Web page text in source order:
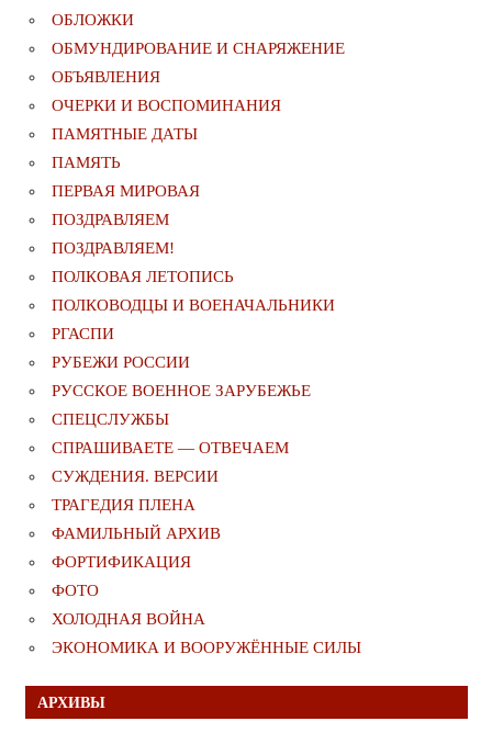
ОБЛОЖКИ
ОБМУНДИРОВАНИЕ И СНАРЯЖЕНИЕ
ОБЪЯВЛЕНИЯ
ОЧЕРКИ И ВОСПОМИНАНИЯ
ПАМЯТНЫЕ ДАТЫ
ПАМЯТЬ
ПЕРВАЯ МИРОВАЯ
ПОЗДРАВЛЯЕМ
ПОЗДРАВЛЯЕМ!
ПОЛКОВАЯ ЛЕТОПИСЬ
ПОЛКОВОДЦЫ И ВОЕНАЧАЛЬНИКИ
РГАСПИ
РУБЕЖИ РОССИИ
РУССКОЕ ВОЕННОЕ ЗАРУБЕЖЬЕ
СПЕЦСЛУЖБЫ
СПРАШИВАЕТЕ — ОТВЕЧАЕМ
СУЖДЕНИЯ. ВЕРСИИ
ТРАГЕДИЯ ПЛЕНА
ФАМИЛЬНЫЙ АРХИВ
ФОРТИФИКАЦИЯ
ФОТО
ХОЛОДНАЯ ВОЙНА
ЭКОНОМИКА И ВООРУЖЁННЫЕ СИЛЫ
АРХИВЫ